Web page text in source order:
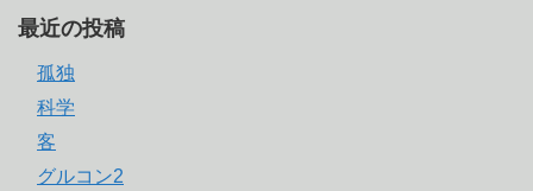
最近の投稿
孤独
科学
客
グルコン2